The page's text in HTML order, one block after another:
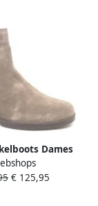
Dames
Maat: 37 5
Suède Kleur:
€ 125,95